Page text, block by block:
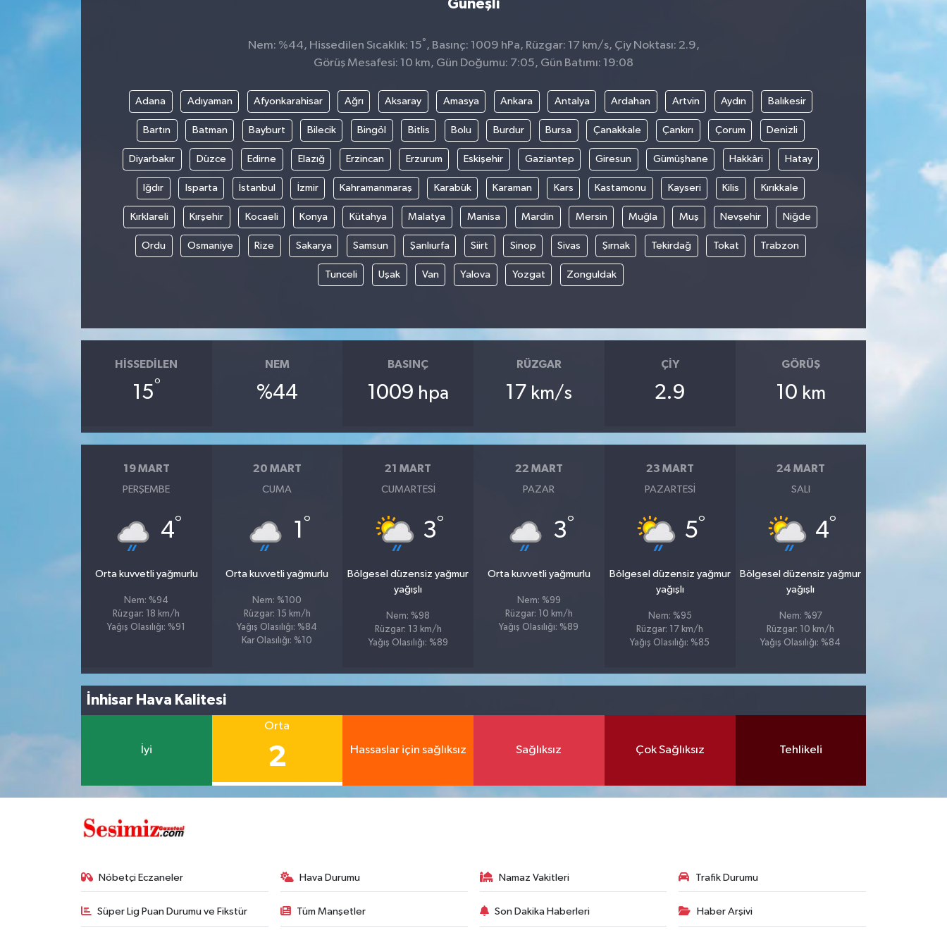
Güneşli
Nem: %44, Hissedilen Sıcaklık: 15° , Basınç: 1009 hPa, Rüzgar: 17 km/s, Çiy Noktası: 2.9,
Görüş Mesafesi: 10 km, Gün Doğumu: 7:05, Gün Batımı: 19:08
Adana Adıyaman Afyonkarahisar Ağrı Aksaray Amasya Ankara Antalya Ardahan Artvin Aydın Balıkesir
Bartın Batman Bayburt Bilecik Bingöl Bitlis Bolu Burdur Bursa Çanakkale Çankırı Çorum Denizli
Diyarbakır Düzce Edirne Elazığ Erzincan Erzurum Eskişehir Gaziantep Giresun Gümüşhane Hakkâri Hatay
Iğdır Isparta İstanbul İzmir Kahramanmaraş Karabük Karaman Kars Kastamonu Kayseri Kilis Kırıkkale
Kırklareli Kırşehir Kocaeli Konya Kütahya Malatya Manisa Mardin Mersin Muğla Muş Nevşehir Niğde
Ordu Osmaniye Rize Sakarya Samsun Şanlıurfa Siirt Sinop Sivas Şırnak Tekirdağ Tokat Trabzon
Tunceli Uşak Van Yalova Yozgat Zonguldak
HISSEDILEN
15°
NEM
%44
BASINÇ
1009 hpa
RÜZGAR
17 km/s
ÇIY
2.9
GÖRÜŞ
10 km
19 MART
PERŞEMBE
4°
Orta kuvvetli yağmurlu
Nem: %94
Rüzgar: 18 km/h
Yağış Olasılığı: %91
20 MART
CUMA
1 °
Orta kuvvetli yağmurlu
Nem: %100
Rüzgar: 15 km/h
Yağış Olasılığı: %84
Kar Olasılığı: %10
21 MART
CUMARTESI
3°
Bölgesel düzensiz yağmur
yağışlı
Nem: %98
Rüzgar: 13 km/h
Yağış Olasılığı: %89
22 MART
PAZAR
3°
Orta kuvvetli yağmurlu
Nem: %99
Rüzgar: 10 km/h
Yağış Olasılığı: %89
23 MART
PAZARTESI
5°
Bölgesel düzensiz yağmur
yağışlı
Nem: %95
Rüzgar: 17 km/h
Yağış Olasılığı: %85
24 MART
SALI
4°
Bölgesel düzensiz yağmur
yağışlı
Nem: %97
Rüzgar: 10 km/h
Yağış Olasılığı: %84
İnhisar Hava Kalitesi
İyi
Orta
2 Hassaslar için sağlıksız Sağlıksız Çok Sağlıksız Tehlikeli
Nöbetçi Eczaneler Hava Durumu Namaz Vakitleri Trafik Durumu
Süper Lig Puan Durumu ve Fikstür Tüm Manşetler Son Dakika Haberleri Haber Arşivi